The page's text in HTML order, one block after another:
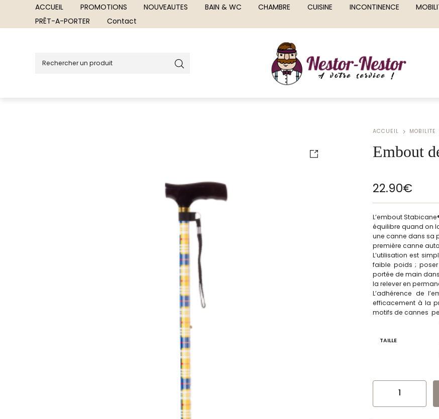
ACCUEIL PROMOTIONS NOUVEAUTES BAIN & WC CHAMBRE CUISINE INCONTINENCE
PRÊT-A-PORTER
Contact
ACCUEIL MOBILITE
Embout
22.90€
L’embout
équilibre quand on
une canne dans sa
première canne
L’utilisation est
faible poids ;
portée de main
la relever en
L’adhérence de
efficacement à la
motifs de cannes
TAILLE
QUANTITÉ DE EMBOUT DE